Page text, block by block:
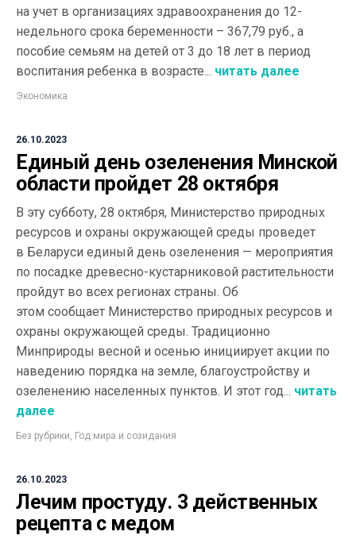
на учет в организациях здравоохранения до 12-
недельного срока беременности – 367,79 руб., а
пособие семьям на детей от 3 до 18 лет в период
воспитания ребенка в возрасте... читать далее
Экономика
26.10.2023
Единый день озеленения Минской
области пройдет 28 октября
В эту субботу, 28 октября, Министерство природных
ресурсов и охраны окружающей среды проведет
в Беларуси единый день озеленения — мероприятия
по посадке древесно-кустарниковой растительности
пройдут во всех регионах страны. Об
этом сообщает Министерство природных ресурсов и
охраны окружающей среды. Традиционно
Минприроды весной и осенью инициирует акции по
наведению порядка на земле, благоустройству и
озеленению населенных пунктов. И этот год... читать
далее
Без рубрики, Год мира и созидания
26.10.2023
Лечим простуду. 3 действенных
рецепта с медом